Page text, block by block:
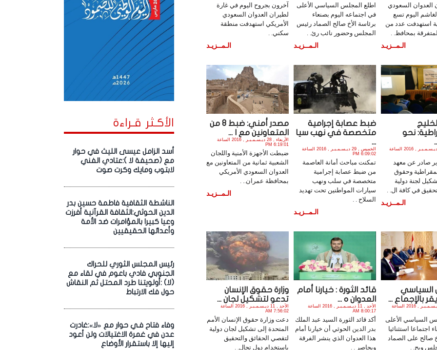
الأكـثر قـراءة
أسد الزامل عيسى الليث في حوار
مع (صحيفة لا ):عتادي الفني
لابتوب ومايك وكرت صوت
الناشطة الثقافية فاطمة حسين بدر
الدين الحوثي:الثقافة القرآنية أفرزت
وعيا كبيرا بالمؤامرات ضد الأمة
وأعدائها الحقيقيين
رئيس المجلس الثوري للحراك
الجنوبي فادي باعوم في لقاء مع
(لا) :أولويتنا طرد المحتل ثم النقاش
حول فك الارتباط
وفاء فتاح فـي حوار مع «لا»:غادرت
عدن في غمرة الاغتيالات ولن أعود
إليها إلا باستقرار الأوضاع
السعودي
اليوم تسع
استهدفت عدد من
بمحافظ. .
الـمــزيـد
اطلع المجلس السياسي الأعلى
في اجتماعه اليوم بصنعاء
برئاسة الأخ صالح الصماد رئيس
المجلس وحضور نائب رئ. .
الـمــزيـد
آخرون بجروح اليوم في غارة
لطيران العدوان السعودي
الأمريكي استهدفت منطقة
سكني. .
الـمــزيـد
نحو
الخميس , 29 ديـسـمـبـر , 2016 الساعة
صادر عن معهد
وحقوق
لجنة دولية
في كافة ال. .
الـمــزيـد
ضبط عصابة إجرامية
متخصصة في نهب سيا
...
الخميس , 29 ديـسـمـبـر , 2016 الساعة
6:09:02 PM
تمكنت مباحث أمانة العاصمة
من ضبط عصابة إجرامية
متخصصة في سلب ونهب
سيارات المواطنين تحت تهديد
السلاح . .
الـمــزيـد
مصدر أمني: ضبط 8 من
المتعاونين مع ا ...
الأربعاء , 28 ديـسـمـبـر , 2016 الساعة
6:19:01 PM
ضبطت الأجهزة الأمنية واللجان
الشعبية ثمانية من المتعاونين مع
العدوان السعودي الأمريكي
بمحافظة عمران.. .
الـمــزيـد
السياسي
بالإجماع ...
الأربعاء , 28 ديـسـمـبـر , 2016 الساعة
السياسي الأعلى
اجتماعا استثنائيا
صالح على الصماد
وبح. .
قائد الثورة : خيارنا أمام
العدوان ه ...
الأحد , 11 ديـسـمـبـر , 2016 الساعة
8:00:17 AM
أكد قائد الثورة السيد عبد الملك
بدر الدين الحوثي أن خيارنا أمام
هذا العدوان الذي ينشر الفرقة
ويحاصر . .
وزارة حقوق الإنسان
تدعو لتشكيل لجان ...
الأحد , 11 ديـسـمـبـر , 2016 الساعة
7:56:02 AM
دعت وزارة حقوق الإنسان الأمم
المتحدة إلى تشكيل لجان دولية
لتقصي الحقائق والتحقيق
باستخدام دول تحال. .